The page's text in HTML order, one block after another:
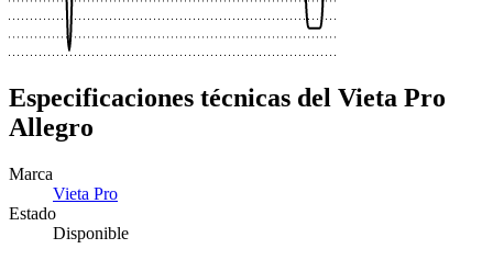
Especificaciones técnicas del Vieta Pro
Allegro
Marca
Vieta Pro
Estado
Disponible